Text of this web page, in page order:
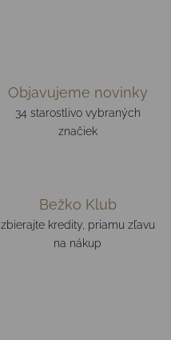
Objavujeme novinky
34 starostlivo vybraných
značiek
Bežko Klub
zbierajte kredity, priamu zľavu
na nákup